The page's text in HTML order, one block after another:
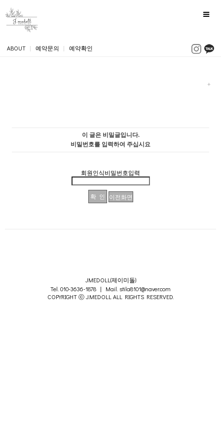
ABOUT | 예약문의 | 예약확인
이 글은 비밀글입니다.
비밀번호를 입력하여 주십시요
회원인식비밀번호입력
JMEDOLL(제이미돌)
Tel. 010-3636-1878 | Mail. stila8101@naver.com
COPYRIGHT ⓒ J.MEDOLL ALL RIGHTS RESERVED.